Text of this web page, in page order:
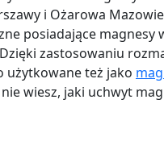
i Ożarowa
posiadające
Dzięki zastosowaniu
użytkowane też jako
nie wiesz, jaki uchwyt